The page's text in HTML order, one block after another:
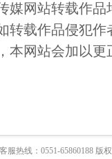
媒网站转载作
转载作品侵犯
本网站会加以更
服热线：0551-65860188 版